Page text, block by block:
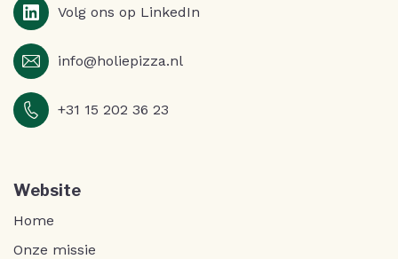
Volg ons op LinkedIn
info@holiepizza.nl
+31 15 202 36 23
Website
Home
Onze missie